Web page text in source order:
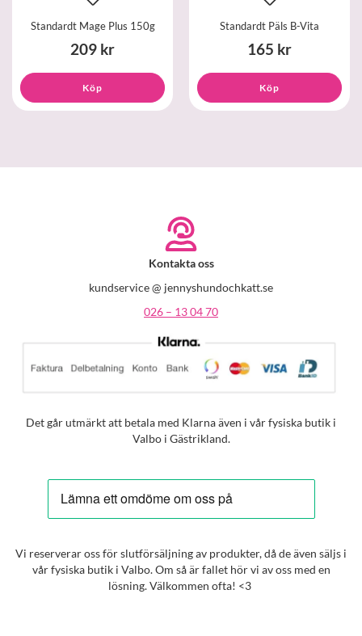
Standardt Mage Plus 150g
209 kr
Köp
Standardt Päls B-Vita
165 kr
Köp
Kontakta oss
kundservice @ jennyshundochkatt.se
026 – 13 04 70
Det går utmärkt att betala med Klarna även i vår fysiska butik i
Valbo i Gästrikland.
Vi reserverar oss för slutförsäljning av produkter, då de även säljs i
vår fysiska butik i Valbo. Om så är fallet hör vi av oss med en
lösning. Välkommen ofta! <3